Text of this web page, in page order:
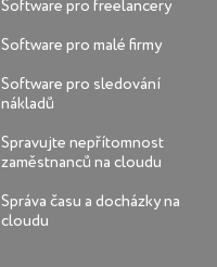
Software pro freelancery
Software pro malé firmy
Software pro sledování
nákladů
Spravujte nepřítomnost
zaměstnanců na cloudu
Správa času a docházky na
cloudu